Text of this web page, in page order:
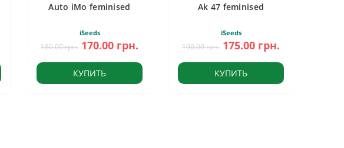
Auto iMo feminised
iSeeds
180.00 грн. 170.00 грн.
КУПИТЬ
Ak 47 feminised
iSeeds
190.00 грн. 175.00 грн.
КУПИТЬ